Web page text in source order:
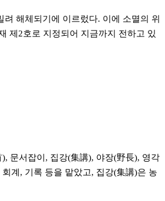
해체되기에 이르렀다. 이에 소멸의 위
제2호로 지정되어 지금까지 전하고 있
문서잡이, 집강(集講), 야장(野長), 영각
계, 기록 등을 맡았고, 집강(集講)은 농